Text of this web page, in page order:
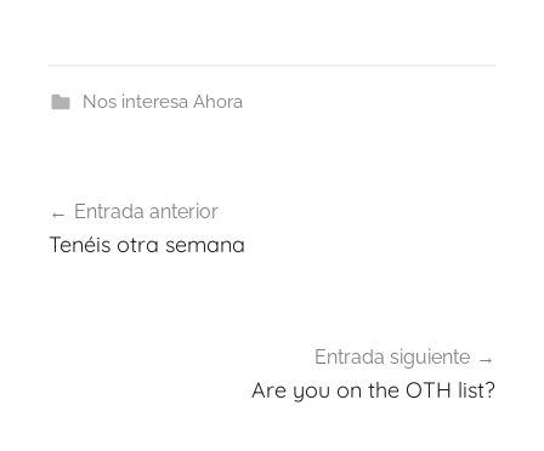
Nos interesa Ahora
de
Entrada anterior
Tenéis otra semana
Entrada siguiente
Are you on the OTH list?